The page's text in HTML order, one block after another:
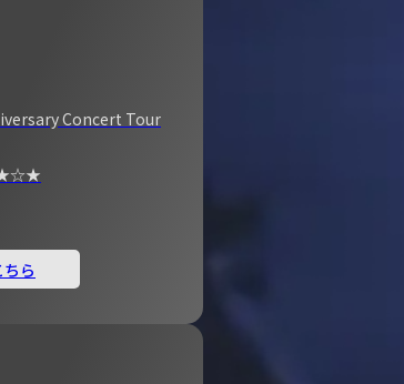
Concert Tour
★☆★
ら